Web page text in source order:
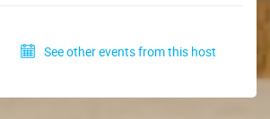
See other events from this host